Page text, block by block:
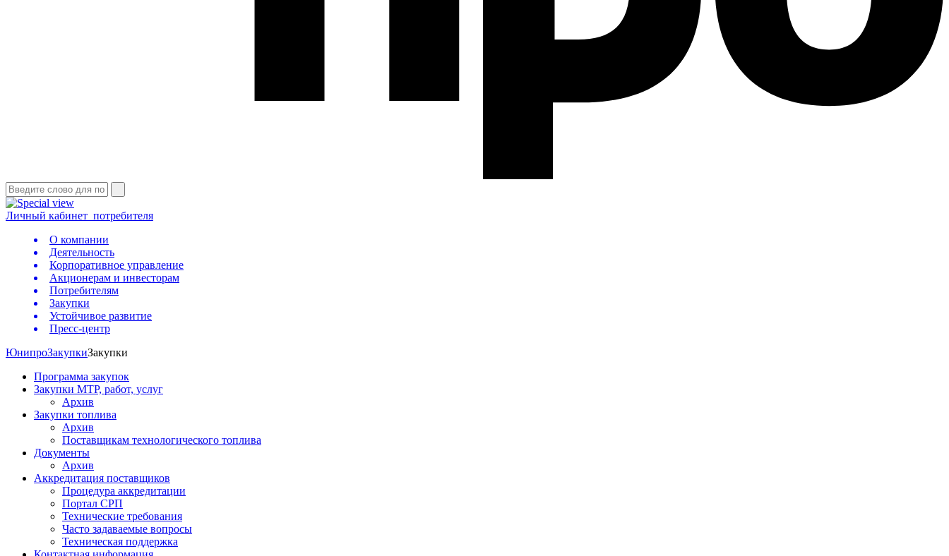
Личный кабинет потребителя
О компании
Деятельность
Корпоративное управление
Акционерам и инвесторам
Потребителям
Закупки
Устойчивое развитие
Пресс-центр
ЮнипроЗакупкиЗакупки
Программа закупок
Закупки МТР, работ, услуг
Архив
Закупки топлива
Архив
Поставщикам технологического топлива
Документы
Архив
Аккредитация поставщиков
Процедура аккредитации
Портал СРП
Технические требования
Часто задаваемые вопросы
Техническая поддержка